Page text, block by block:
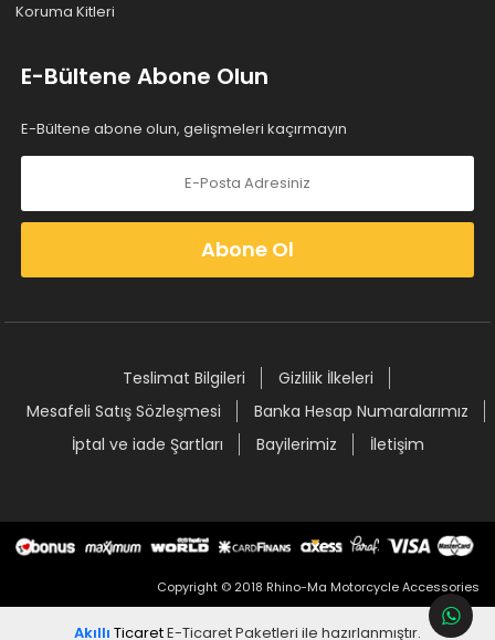
Koruma Kitleri
E-Bültene Abone Olun
E-Bültene abone olun, gelişmeleri kaçırmayın
Abone Ol
Teslimat Bilgileri
Gizlilik İlkeleri
Mesafeli Satış Sözleşmesi
Banka Hesap Numaralarımız
İptal ve iade Şartları
Bayilerimiz İletişim
Copyright © 2018 Rhino-Ma Motorcycle Accessories
Akıllı TicaretE-Ticaret Paketleri ile hazırlanmıştır.